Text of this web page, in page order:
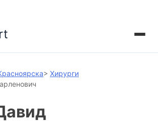
> Хирурги